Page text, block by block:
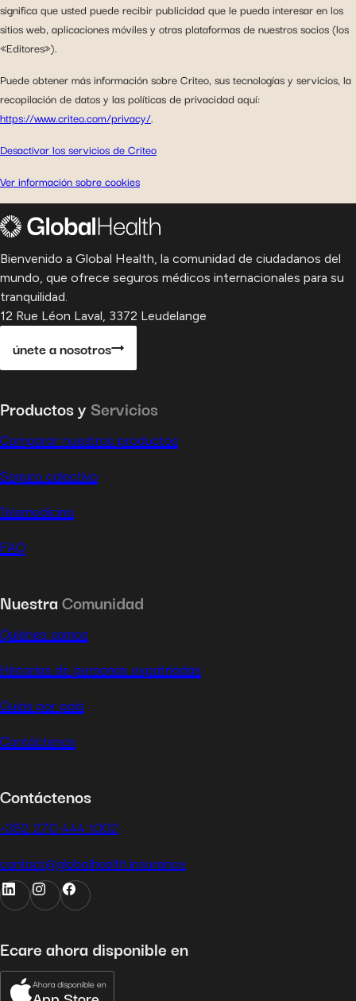
significa que usted puede recibir publicidad que le pueda interesar en los
sitios web, aplicaciones móviles y otras plataformas de nuestros socios (los
«Editores»).
Puede obtener más información sobre Criteo, sus tecnologías y servicios, la
recopilación de datos y las políticas de privacidad aquí:
https://www.criteo.com/privacy/.
Desactivar los servicios de Criteo
Ver información sobre cookies
Bienvenido a Global Health, la comunidad de ciudadanos del
mundo, que ofrece seguros médicos internacionales para su
tranquilidad.
12 Rue Léon Laval, 3372 Leudelange
únete a nosotros
Productos y Servicios
Comparar nuestros productos
Seguro colectivo
Telemedicina
FAQ
NuestraComunidad
Quiénes somos
Historias de personas expatriadas
Guías por país
Contáctenos
Contáctenos
+352 270 444 1002
contact@globalhealth.insurance
Ecare ahora disponible en
Ahora disponible en